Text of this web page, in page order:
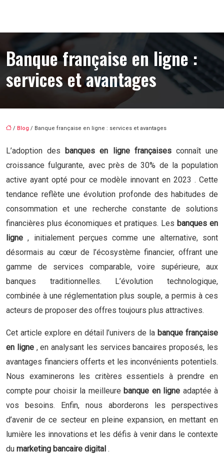
Banque française en ligne :
services et avantages
/ Blog / Banque française en ligne : services et avantages
L’adoption des banques en ligne françaises connaît une
croissance fulgurante, avec près de 30% de la population
active ayant opté pour ce modèle innovant en 2023 . Cette
tendance reflète une évolution profonde des habitudes de
consommation et une recherche constante de solutions
financières plus économiques et pratiques. Les banques en
ligne, initialement perçues comme une alternative, sont
désormais au cœur de l’écosystème financier, offrant une
gamme de services comparable, voire supérieure, aux
banques traditionnelles. L’évolution technologique,
combinée à une réglementation plus souple, a permis à ces
acteurs de proposer des offres toujours plus attractives.
Cet article explore en détail l’univers de la banque française
en ligne , en analysant les services bancaires proposés, les
avantages financiers offerts et les inconvénients potentiels.
Nous examinerons les critères essentiels à prendre en
compte pour choisir la meilleure banque en ligne adaptée à
vos besoins. Enfin, nous aborderons les perspectives
d’avenir de ce secteur en pleine expansion, en mettant en
lumière les innovations et les défis à venir dans le contexte
du marketing bancaire digital .